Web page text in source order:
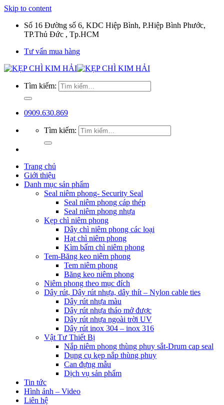
Skip to content
Số 16 Đường số 6, KDC Hiệp Bình, P.Hiệp Bình Phước,
TP.Thủ Đức , Tp.HCM
Tư vấn mua hàng
Tìm kiếm:
0909.630.869
Tìm kiếm:
Trang chủ
Giới thiệu
Danh mục sản phẩm
Seal niêm phong- Security Seal
Seal niêm phong cáp thép
Seal niêm phong nhựa
Kẹp chì niêm phong
Dây chì niêm phong các loại
Hạt chì niêm phong
Kìm bấm chì niêm phong
Tem-Băng keo niêm phong
Tem niêm phong
Băng keo niêm phong
Niêm phong theo mục đích
Dây rút, Dây rút nhựa, dây thít – Nylon cable ties
Dây rút nhựa màu
Dây rút nhựa tháo mở được
Dây rút nhựa ngoài trời UV
Dây rút inox 304 – inox 316
Vật Tư Thiết Bị
Nắp niêm phong thùng phuy sắt-Drum cap seal
Dụng cụ kẹp nắp thùng phuy
Can đựng mẫu
Dịch vụ sản phẩm
Tin tức
Hình ảnh – Video
Liên hệ